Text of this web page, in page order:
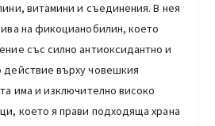
витамини и съединения. В нея
на фикоцианобилин, което
със силно антиоксидантно и
действие върху човешкия
има и изключително високо
което я прави подходяща храна